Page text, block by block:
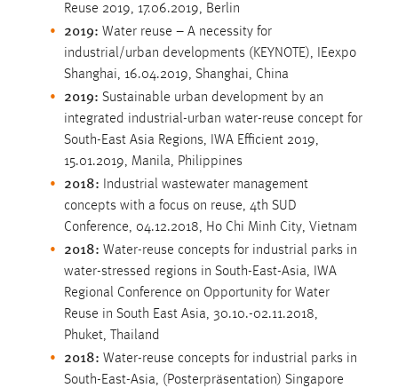
Reuse 2019, 17.06.2019, Berlin
2019: Water reuse – A necessity for
industrial/urban developments (KEYNOTE), IEexpo
Shanghai, 16.04.2019, Shanghai, China
2019: Sustainable urban development by an
integrated industrial-urban water-reuse concept for
South-East Asia ­Regions, IWA Efficient 2019,
15.01.2019, Manila, Philippines
2018: Industrial wastewater management
concepts with a focus on reuse, 4th SUD
Conference, 04.12.2018, Ho Chi Minh City, Vietnam
2018: Water-reuse concepts for industrial parks in
water-stressed regions in South-East-Asia, IWA
Regional Conference on Opportunity for Water
Reuse in South East Asia, 30.10.-02.11.2018,
Phuket, Thailand
2018: Water-reuse concepts for industrial parks in
South-East-Asia, (Posterpräsentation) Singapore
Name:
MibewSessionID, MIBEW_UserID, mibew_locale, mibew-
chat-frame-style-5e9dbeb1811c0446
Zweck:
Wird benötigt um die Chatfunktion nutzen zu können.
Cookie Laufzeit:
MibewSessionID, mibew-chat-frame-style-
5e9dbeb1811c0446 = Sitzungslaufzeit, mibew_locale = 3
Jahre, MIBEW_UserID = 1 Jahr
Login
Name:
fe_user, be_user, be_lastLoginProvider
Zweck: